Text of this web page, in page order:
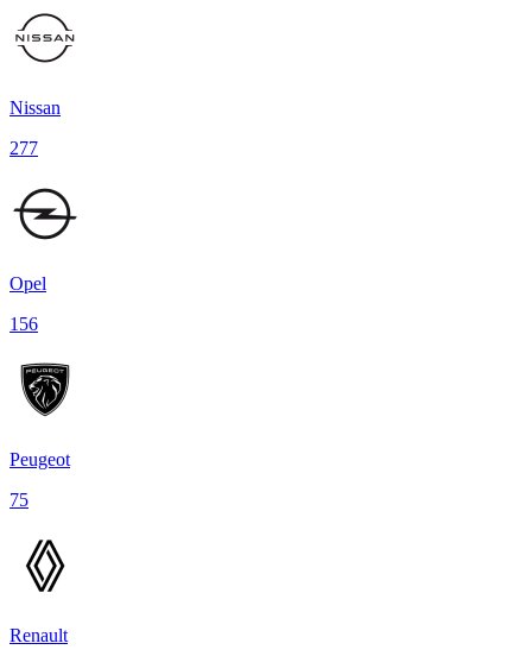
Nissan
277
Opel
156
Peugeot
75
Renault